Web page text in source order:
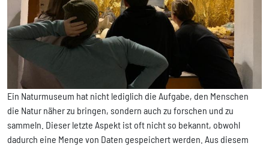
Ein Naturmuseum hat nicht lediglich die Aufgabe, den Menschen
die Natur näher zu bringen, sondern auch zu forschen und zu
sammeln. Dieser letzte Aspekt ist oft nicht so bekannt, obwohl
dadurch eine Menge von Daten gespeichert werden. Aus diesem